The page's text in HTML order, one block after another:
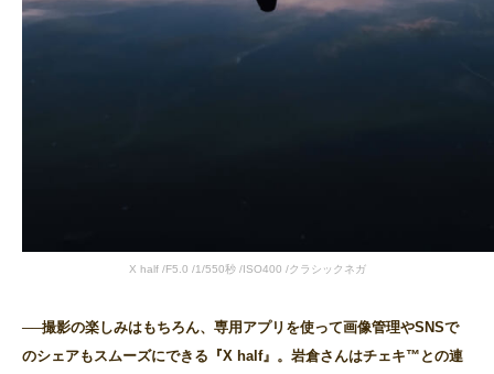
X half /F5.0 /1/550秒 /ISO400 /クラシックネガ
──撮影の楽しみはもちろん、専用アプリを使って画像管理やSNSで
のシェアもスムーズにできる『X half』。岩倉さんはチェキ™との連